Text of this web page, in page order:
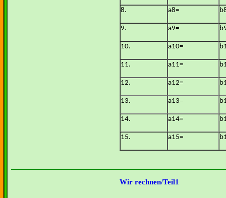
8. a8=
9. a9=
10. a10=
11. a11=
12. a12=
13. a13=
14. a14=
15. a15=
Wir rechnen/Teil1